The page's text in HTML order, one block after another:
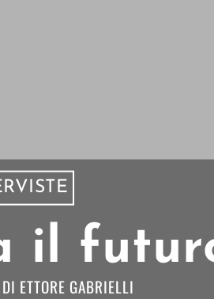
il
DI ETTORE GABRIELLI